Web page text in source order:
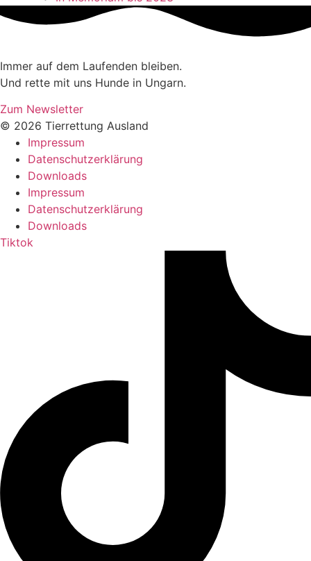
Immer auf dem Laufenden bleiben.
Und rette mit uns Hunde in Ungarn.
Zum Newsletter
© 2026 Tierrettung Ausland
Impressum
Datenschutzerklärung
Downloads
Impressum
Datenschutzerklärung
Downloads
Tiktok